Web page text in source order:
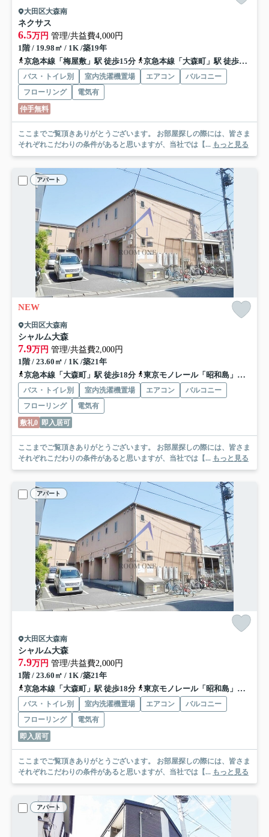
大田区大森南
ネクサス
6.5万円 管理/共益費4,000円
1階 / 19.98㎡ / 1K /築19年
京急本線「梅屋敷」駅 徒歩15分
京急本線「大森町」駅 徒歩15分
バス・トイレ別 室内洗濯機置場 エアコン
バルコニー
フローリング
電気有
仲手無料
ここまでご覧頂きありがとうございます。 お部屋探しの際には、皆さま
それぞれこだわりの条件があると思いますが、当社では【... もっと見る
アパート
NEW
大田区大森南
シャルム大森
7.9万円 管理/共益費2,000円
1階 / 23.60㎡ / 1K /築21年
京急本線「大森町」駅 徒歩18分
東京モノレール「昭和島」駅 徒歩6分
バス・トイレ別 室内洗濯機置場 エアコン
バルコニー
フローリング
電気有
敷礼0 即入居可
ここまでご覧頂きありがとうございます。 お部屋探しの際には、皆さま
それぞれこだわりの条件があると思いますが、当社では【... もっと見る
アパート
大田区大森南
シャルム大森
7.9万円 管理/共益費2,000円
1階 / 23.60㎡ / 1K /築21年
京急本線「大森町」駅 徒歩18分
東京モノレール「昭和島」駅 徒歩6分
バス・トイレ別 室内洗濯機置場 エアコン
バルコニー
フローリング
電気有
即入居可
ここまでご覧頂きありがとうございます。 お部屋探しの際には、皆さま
それぞれこだわりの条件があると思いますが、当社では【... もっと見る
アパート